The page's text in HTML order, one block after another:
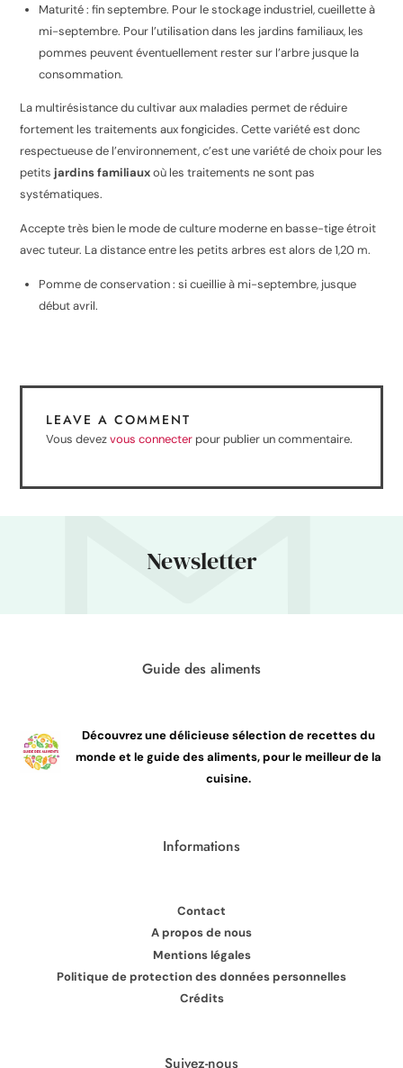
Maturité : fin septembre. Pour le stockage industriel, cueillette à
mi-septembre. Pour l’utilisation dans les jardins familiaux, les
pommes peuvent éventuellement rester sur l’arbre jusque la
consommation.
La multirésistance du cultivar aux maladies permet de réduire
fortement les traitements aux fongicides. Cette variété est donc
respectueuse de l’environnement, c’est une variété de choix pour les
petitsjardins familiauxoù les traitements ne sont pas
systématiques.
Accepte très bien le mode de culture moderne en basse-tige étroit
avec tuteur. La distance entre les petits arbres est alors de 1,20 m.
Pomme de conservation : si cueillie à mi-septembre, jusque
début avril.
LEAVE A COMMENT
Vous devezvous connecter pour publier un commentaire.
Newsletter
Guide des aliments
Découvrez une délicieuse sélection de recettes du
monde et le guide des aliments, pour le meilleur de la
cuisine.
Informations
Contact
A propos de nous
Mentions légales
Politique de protection des données personnelles
Crédits
Suivez-nous